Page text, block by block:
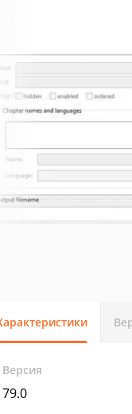
Версия
79.0